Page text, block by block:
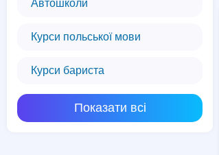
Автошколи
Курси польської мови
Курси бариста
Показати всі